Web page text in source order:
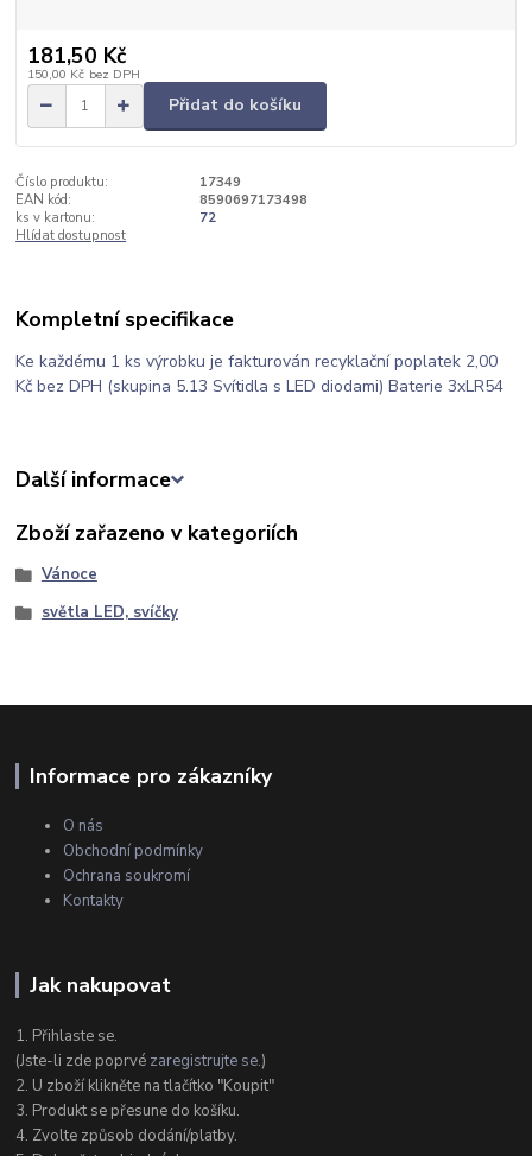
181,50 Kč
150,00 Kč bez DPH
Přidat do košíku
Číslo produktu:
17349
EAN kód:
8590697173498
ks v kartonu:
72
Hlídat dostupnost
Kompletní specifikace
Ke každému 1 ks výrobku je fakturován recyklační poplatek 2,00
Kč bez DPH (skupina 5.13 Svítidla s LED diodami) Baterie 3xLR54
Další informace
Zboží zařazeno v kategoriích
Vánoce
světla LED, svíčky
Informace pro zákazníky
O nás
Obchodní podmínky
Ochrana soukromí
Kontakty
Jak nakupovat
1. Přihlaste se.
(Jste-li zde poprvé zaregistrujte se.)
2. U zboží klikněte na tlačítko "Koupit"
3. Produkt se přesune do košíku.
4. Zvolte způsob dodání/platby.